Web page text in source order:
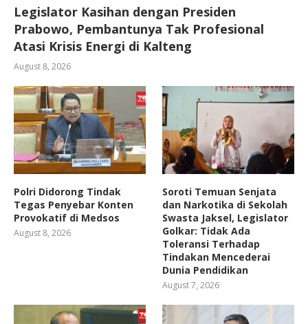
Legislator Kasihan dengan Presiden
Prabowo, Pembantunya Tak Profesional
Atasi Krisis Energi di Kalteng
August 8, 2026
Polri Didorong Tindak
Tegas Penyebar Konten
Provokatif di Medsos
August 8, 2026
Soroti Temuan Senjata
dan Narkotika di Sekolah
Swasta Jaksel, Legislator
Golkar: Tidak Ada
Toleransi Terhadap
Tindakan Mencederai
Dunia Pendidikan
August 7, 2026